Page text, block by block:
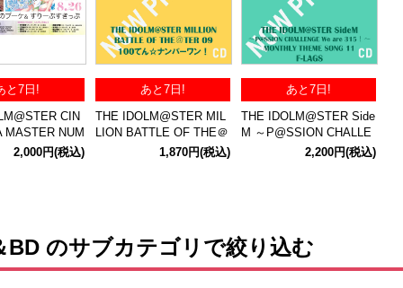
と7日!
CIN
MASTER NUM
大好きのブー
2,000円(税込)
あと7日!
THE IDOLM@STER MIL
LION BATTLE OF THE＠
TER 09 100てん☆ナンバ
1,870円(税込)
あと7日!
THE IDOLM@STER Side
M ～P@SSION CHALLE
NGE We are 315！～ MO
2,200円(税込)
BD のサブカテゴリで絞り込む